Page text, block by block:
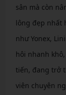
sân mà còn
lông đẹp nhất
như Yonex,
hôi nhanh
tiến, đang trở
viên chuyên